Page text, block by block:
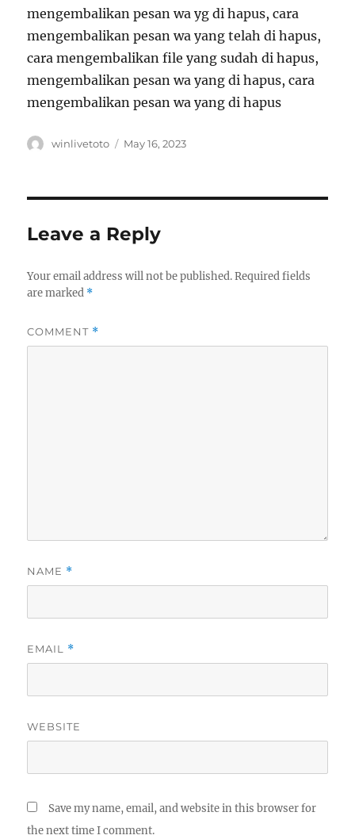
mengembalikan pesan wa yg di hapus, cara
mengembalikan pesan wa yang telah di hapus,
cara mengembalikan file yang sudah di hapus,
mengembalikan pesan wa yang di hapus, cara
mengembalikan pesan wa yang di hapus
Author
winlivetoto
Posted
May 16, 2023
Leave a Reply
Your email address will not be published. Required fields
are marked *
COMMENT *
NAME *
EMAIL *
WEBSITE
Save my name, email, and website in this browser for
the next time I comment.